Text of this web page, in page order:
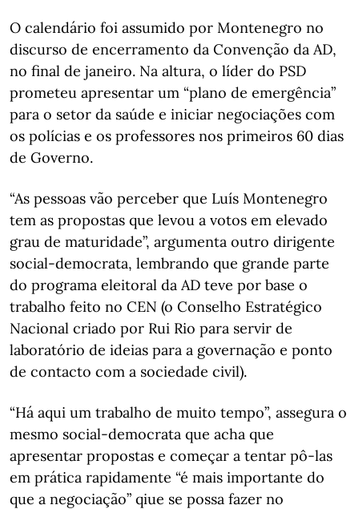
O calendário foi assumido por Montenegro no
discurso de encerramento da Convenção da AD,
no final de janeiro. Na altura, o líder do PSD
prometeu apresentar um “plano de emergência”
para o setor da saúde e iniciar negociações com
os polícias e os professores nos primeiros 60 dias
de Governo.
“As pessoas vão perceber que Luís Montenegro
tem as propostas que levou a votos em elevado
grau de maturidade”, argumenta outro dirigente
social-democrata, lembrando que grande parte
do programa eleitoral da AD teve por base o
trabalho feito no CEN (o Conselho Estratégico
Nacional criado por Rui Rio para servir de
laboratório de ideias para a governação e ponto
de contacto com a sociedade civil).
“Há aqui um trabalho de muito tempo”, assegura o
mesmo social-democrata que acha que
apresentar propostas e começar a tentar pô-las
em prática rapidamente “é mais importante do
que a negociação” qiue se possa fazer no